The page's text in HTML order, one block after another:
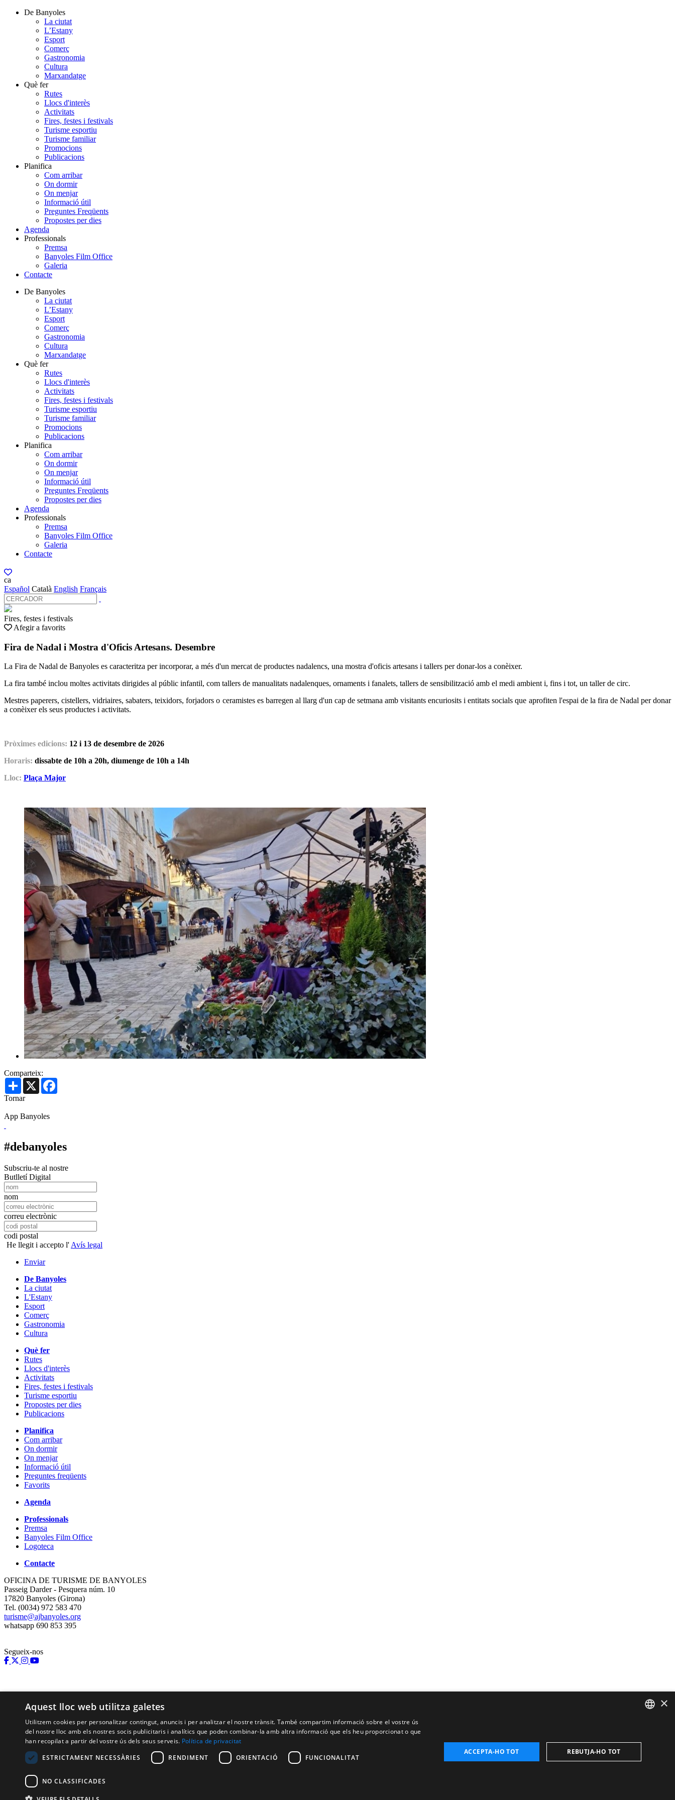
De Banyoles
La ciutat
L’Estany
Esport
Comerç
Gastronomia
Cultura
Marxandatge
Què fer
Rutes
Llocs d'interès
Activitats
Fires, festes i festivals
Turisme esportiu
Turisme familiar
Promocions
Publicacions
Planifica
Com arribar
On dormir
On menjar
Informació útil
Preguntes Freqüents
Propostes per dies
Agenda
Professionals
Premsa
Banyoles Film Office
Galeria
Contacte
De Banyoles
La ciutat
L’Estany
Esport
Comerç
Gastronomia
Cultura
Marxandatge
Què fer
Rutes
Llocs d'interès
Activitats
Fires, festes i festivals
Turisme esportiu
Turisme familiar
Promocions
Publicacions
Planifica
Com arribar
On dormir
On menjar
Informació útil
Preguntes Freqüents
Propostes per dies
Agenda
Professionals
Premsa
Banyoles Film Office
Galeria
Contacte
ca
Español Català English Français
Fires, festes i festivals
Afegir a favorits
Fira de Nadal i Mostra d'Oficis Artesans. Desembre
La Fira de Nadal de Banyoles es caracteritza per incorporar, a més d'un mercat de productes nadalencs, una mostra d'oficis artesans i tallers per donar-los a conèixer.
La fira també inclou moltes activitats dirigides al públic infantil, com tallers de manualitats nadalenques, ornaments i fanalets, tallers de sensibilització amb el medi ambient i, fins i tot, un taller de circ.
Mestres paperers, cistellers, vidriaires, sabaters, teixidors, forjadors o ceramistes es barregen al llarg d'un cap de setmana amb visitants encuriosits i entitats socials que aprofiten l'espai de la fira de Nadal per donar
a conèixer els seus productes i activitats.
Pròximes edicions: 12 i 13 de desembre de 2026
Horaris: dissabte de 10h a 20h, diumenge de 10h a 14h
Lloc: Plaça Major
Comparteix:
Share X
Tornar
App Banyoles
#debanyoles
Subscriu-te al nostre
Butlletí Digital
nom
correu electrònic
codi postal
He llegit i accepto l' Avís legal
Enviar
De Banyoles
La ciutat
L'Estany
Esport
Comerç
Gastronomia
Cultura
Què fer
Rutes
Llocs d'interès
Activitats
Fires, festes i festivals
Turisme esportiu
Propostes per dies
Publicacions
Planifica
Com arribar
On dormir
On menjar
Informació útil
Preguntes freqüents
Favorits
Agenda
Professionals
Premsa
Banyoles Film Office
Logoteca
Contacte
OFICINA DE TURISME DE BANYOLES
Passeig Darder - Pesquera núm. 10
17820 Banyoles (Girona)
Tel. (0034) 972 583 470
turisme@ajbanyoles.org
whatsapp 690 853 395
Segueix-nos
Amb el suport de:
×
Aquest lloc web utilitza galetes
Utilitzem cookies per personalitzar contingut, anuncis i per analitzar el nostre trànsit. També compartim informació sobre el vostre ús
del nostre lloc amb els nostres socis publicitaris i analítics que poden combinar-la amb altra informació que els heu proporcionat o que
han recopilat a partir del vostre ús dels seus serveis. Política de privacitat
ESTRICTAMENT NECESSÀRIES
RENDIMENT ORIENTACIÓ FUNCIONALITAT
NO CLASSIFICADES
ACCEPTA-HO TOT REBUTJA-HO TOT